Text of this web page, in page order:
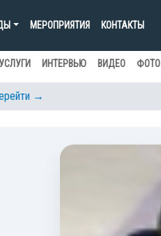
МЕРОПРИЯТИЯ КОНТАКТЫ
УСЛУГИ ИНТЕРВЬЮ ВИДЕО ФОТО
→